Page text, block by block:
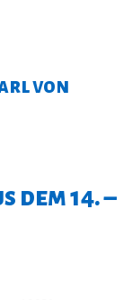
von
dem 14. –